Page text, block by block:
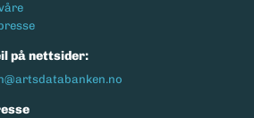
på nettsider: